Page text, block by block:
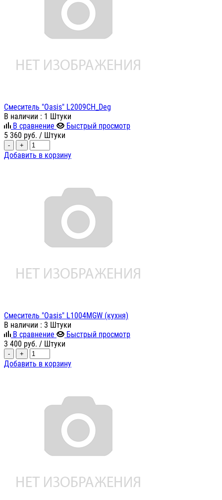
Смеситель "Oasis" L2009CH_Deg
В наличии : 1 Штуки
В сравнение
Быстрый просмотр
5 360 руб. / Штуки
- +
Добавить в корзину
Смеситель "Oasis" L1004MGW (кухня)
В наличии : 3 Штуки
В сравнение
Быстрый просмотр
3 400 руб. / Штуки
- +
Добавить в корзину